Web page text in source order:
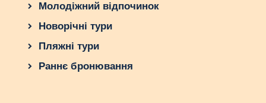
Молодіжний відпочинок
Новорічні тури
Пляжні тури
Раннє бронювання